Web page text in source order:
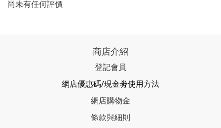
尚未有任何評價
商店介紹
登記會員
網店優惠碼/現金劵使用方法
網店購物金
條款與細則